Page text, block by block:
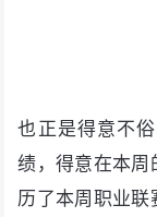
也正是得意不
绩，得意在本
历了本周职业